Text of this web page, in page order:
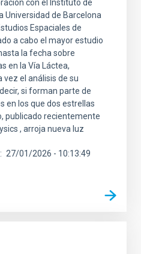
con el Instituto de
Universidad de Barcelona
Espaciales de
a cabo el mayor estudio
la fecha sobre
en la Vía Láctea,
el análisis de su
si forman parte de
en los que dos estrellas
publicado recientemente
, arroja nueva luz
27/01/2026 - 10:13:49